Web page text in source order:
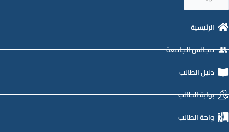
الرئيسية
مجالس الجامعة
دليل الطالب
بوابة الطالب
واحة الطالب